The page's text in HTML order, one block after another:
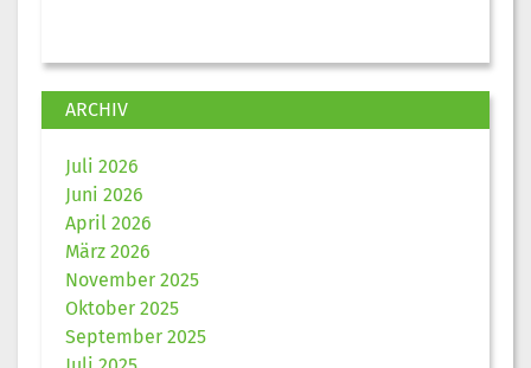
ARCHIV
Juli 2026
Juni 2026
April 2026
März 2026
November 2025
Oktober 2025
September 2025